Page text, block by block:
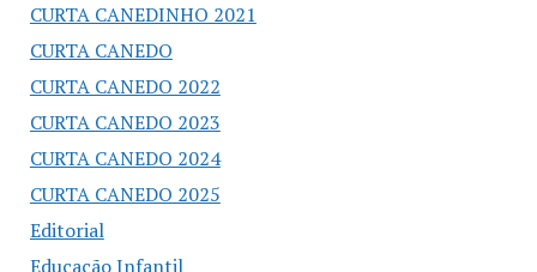
CURTA CANEDINHO 2021
CURTA CANEDO
CURTA CANEDO 2022
CURTA CANEDO 2023
CURTA CANEDO 2024
CURTA CANEDO 2025
Editorial
Educação Infantil